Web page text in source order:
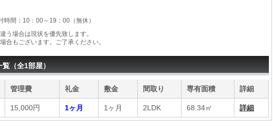
間：10：00～19：00（無休）
う場合は現状を優先致します。
合もございます。ご了承ください。
（全1部屋）
管理費 礼金 敷金 間取り 専有面積 詳細
15,000円 1ヶ月 1ヶ月 2LDK 68.34㎡ 詳細